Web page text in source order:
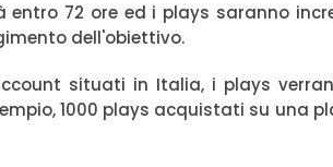
entro 72 ore ed i plays saranno
dell'obiettivo.
situati in Italia, i plays
1000 plays acquistati su una